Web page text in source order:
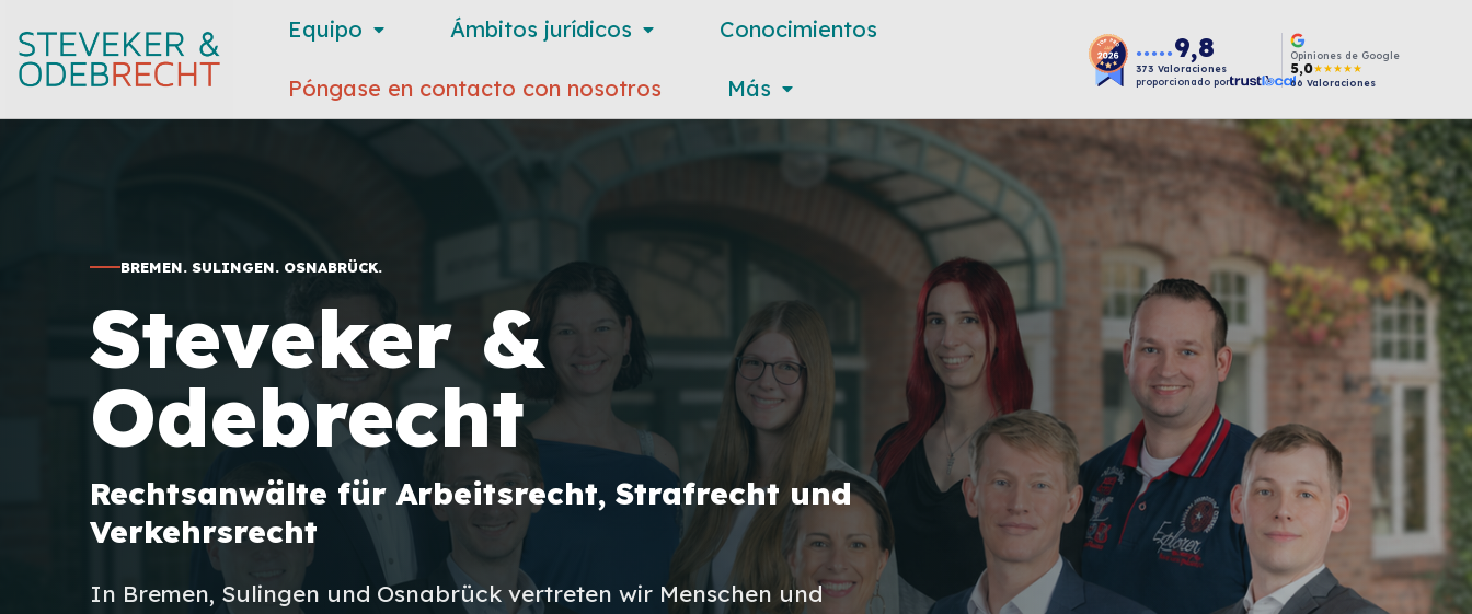
Equipo Ámbitos jurídicos Conocimientos
Póngase en contacto con nosotros Más
●●●●● 9,8
373 Valoraciones
proporcionado por
Opiniones de Google
5,0★★★★★
66 Valoraciones
BREMEN. SULINGEN. OSNABRÜCK.
Steveker &
Odebrecht
Rechtsanwälte für Arbeitsrecht, Strafrecht und
Verkehrsrecht
In Bremen, Sulingen und Osnabrück vertreten wir Menschen und